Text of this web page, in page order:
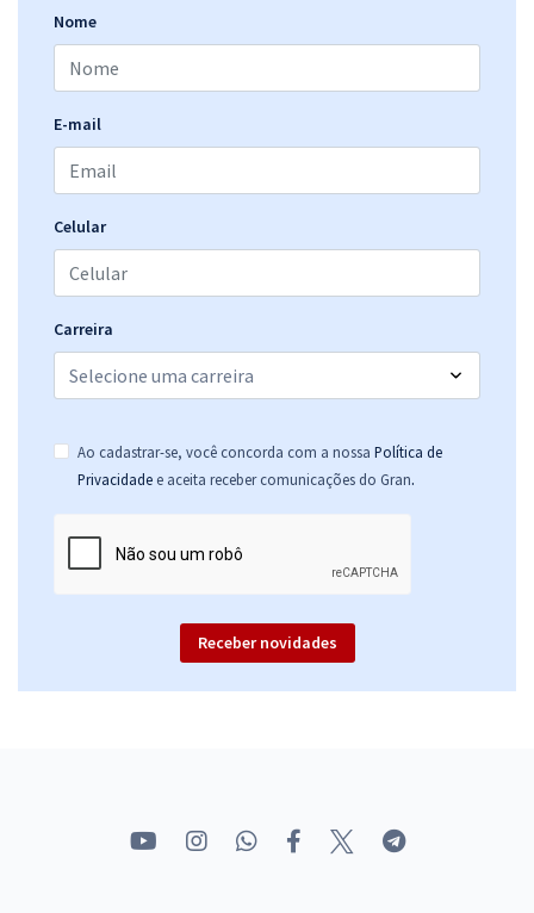
Nome
E-mail
Celular
Carreira
Ao cadastrar-se, você concorda com a nossa Política de
Privacidade e aceita receber comunicações do Gran.
Receber novidades